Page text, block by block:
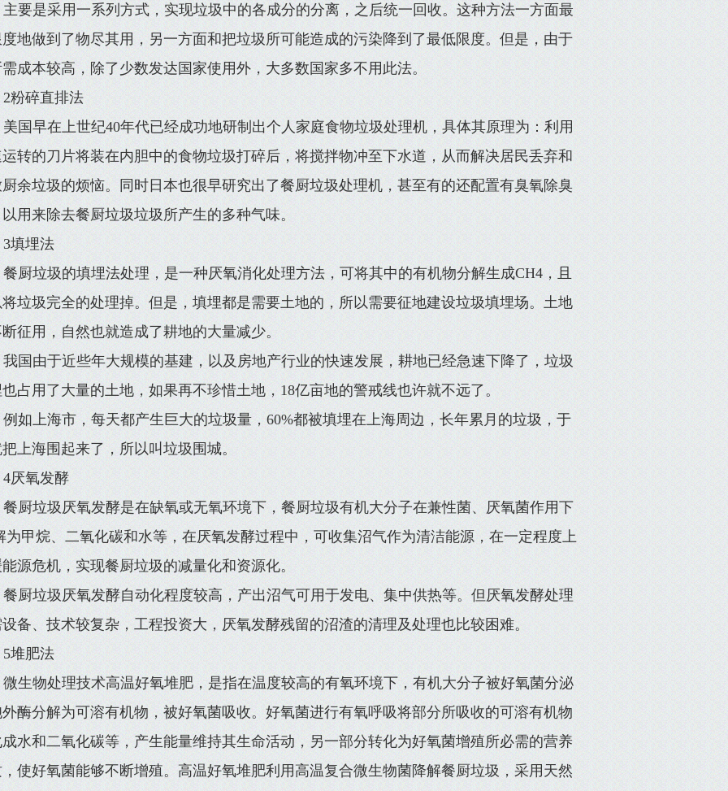
主要是采用一系列方式，实现垃圾中的各成分的分离，之后统一回收。这种方法一方面最
地做到了物尽其用，另一方面和把垃圾所可能造成的污染降到了最低限度。但是，由于
成本较高，除了少数发达国家使用外，大多数国家多不用此法。
2粉碎直排法
美国早在上世纪40年代已经成功地研制出个人家庭食物垃圾处理机，具体其原理为：利用
转的刀片将装在内胆中的食物垃圾打碎后，将搅拌物冲至下水道，从而解决居民丢弃和
余垃圾的烦恼。同时日本也很早研究出了餐厨垃圾处理机，甚至有的还配置有臭氧除臭
用来除去餐厨垃圾垃圾所产生的多种气味。
3填埋法
餐厨垃圾的填埋法处理，是一种厌氧消化处理方法，可将其中的有机物分解生成CH4，且
垃圾完全的处理掉。但是，填埋都是需要土地的，所以需要征地建设垃圾填埋场。土地
征用，自然也就造成了耕地的大量减少。
我国由于近些年大规模的基建，以及房地产行业的快速发展，耕地已经急速下降了，垃圾
占用了大量的土地，如果再不珍惜土地，18亿亩地的警戒线也许就不远了。
例如上海市，每天都产生巨大的垃圾量，60%都被填埋在上海周边，长年累月的垃圾，于
上海围起来了，所以叫垃圾围城。
4厌氧发酵
餐厨垃圾厌氧发酵是在缺氧或无氧环境下，餐厨垃圾有机大分子在兼性菌、厌氧菌作用下
为甲烷、二氧化碳和水等，在厌氧发酵过程中，可收集沼气作为清洁能源，在一定程度上
源危机，实现餐厨垃圾的减量化和资源化。
餐厨垃圾厌氧发酵自动化程度较高，产出沼气可用于发电、集中供热等。但厌氧发酵处理
备、技术较复杂，工程投资大，厌氧发酵残留的沼渣的清理及处理也比较困难。
5堆肥法
微生物处理技术高温好氧堆肥，是指在温度较高的有氧环境下，有机大分子被好氧菌分泌
酶分解为可溶有机物，被好氧菌吸收。好氧菌进行有氧呼吸将部分所吸收的可溶有机物
水和二氧化碳等，产生能量维持其生命活动，另一部分转化为好氧菌增殖所必需的营养
使好氧菌能够不断增殖。高温好氧堆肥利用高温复合微生物菌降解餐厨垃圾，采用天然